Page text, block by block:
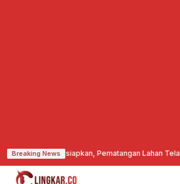
Breaking News
Cepu Mulai Disiapkan, Pematangan Lahan Telan